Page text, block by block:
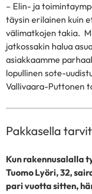
– Elin- ja
täysin erilainen kuin
välimatkojen takia.
jatkossakin halua
asiakkaamme
lopullinen sote-
Vallivaara-Puttonen
Pakkasella
Kun rakennusalalla
Tuomo Lyöri, 32,
pari vuotta sitten,